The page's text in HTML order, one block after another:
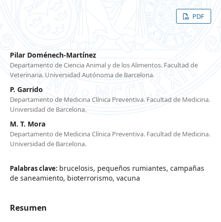
PDF
Pilar Doménech-Martínez
Departamento de Ciencia Animal y de los Alimentos. Facultad de
Veterinaria. Universidad Autónoma de Barcelona.
P. Garrido
Departamento de Medicina Clínica Preventiva. Facultad de Medicina.
Universidad de Barcelona.
M. T. Mora
Departamento de Medicina Clínica Preventiva. Facultad de Medicina.
Universidad de Barcelona.
Palabras clave: brucelosis, pequeños rumiantes, campañas
de saneamiento, bioterrorismo, vacuna
Resumen